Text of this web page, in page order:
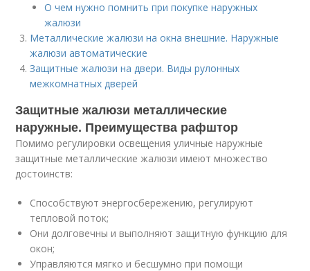
О чем нужно помнить при покупке наружных
жалюзи
Металлические жалюзи на окна внешние. Наружные
жалюзи автоматические
Защитные жалюзи на двери. Виды рулонных
межкомнатных дверей
Защитные жалюзи металлические
наружные. Преимущества рафштор
Помимо регулировки освещения уличные наружные
защитные металлические жалюзи имеют множество
достоинств:
Способствуют энергосбережению, регулируют
тепловой поток;
Они долговечны и выполняют защитную функцию для
окон;
Управляются мягко и бесшумно при помощи